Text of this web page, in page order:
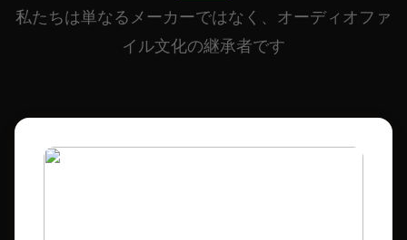
私たちは単なるメーカーではなく、オーディオファ
イル文化の継承者です